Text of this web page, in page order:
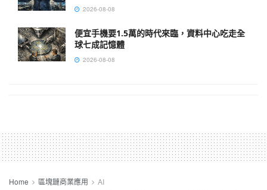
2026-08-08
便宜手機要1.5萬的時代來臨，資料中心吃走全
球七成記憶體
2026-08-08
Home 區塊鏈商業應用 AI